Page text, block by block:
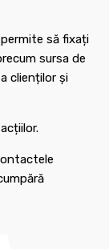
permite să fixați
sursa de
clienților și